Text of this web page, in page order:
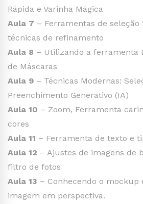
Rápida e Varinha Mágica
Aula 7 – Ferramentas de seleção
técnicas de refinamento
Aula 8 – Utilizando a ferramenta
de Máscaras
Aula 9 – Técnicas Modernas:
Preenchimento Generativo (IA)
Aula 10 – Zoom, Ferramenta
cores
Aula 11 – Ferramenta de texto e
Aula 12 – Ajustes de imagens de
filtro de fotos
Aula 13 – Conhecendo o mockup
imagem em perspectiva.